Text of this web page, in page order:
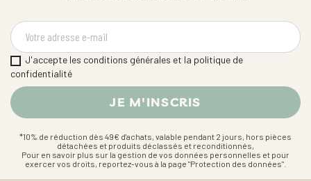
J'accepte les conditions générales et la politique de
confidentialité
*10% de réduction dès 49€ d'achats, valable pendant 2 jours, hors pièces
détachées et produits déclassés et reconditionnés,
Pour en savoir plus sur la gestion de vos données personnelles et pour
exercer vos droits, reportez-vous à la page "Protection des données".